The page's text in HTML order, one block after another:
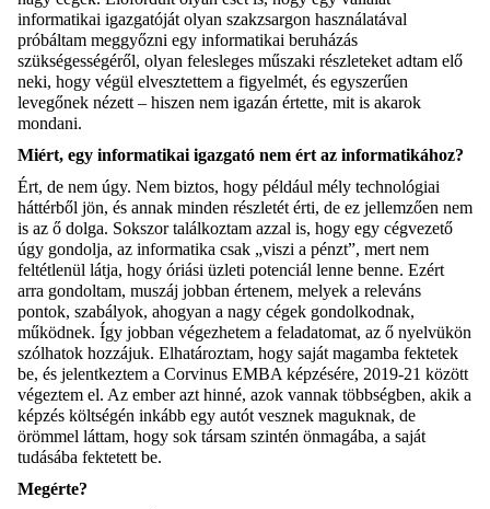
informatikai igazgatóját olyan szakzsargon használatával
próbáltam meggyőzni egy informatikai beruházás
szükségességéről, olyan felesleges műszaki részleteket adtam elő
neki, hogy végül elvesztettem a figyelmét, és egyszerűen
levegőnek nézett – hiszen nem igazán értette, mit is akarok
mondani.
Miért, egy informatikai igazgató nem ért az informatikához?
Ért, de nem úgy. Nem biztos, hogy például mély technológiai
háttérből jön, és annak minden részletét érti, de ez jellemzően nem
is az ő dolga. Sokszor találkoztam azzal is, hogy egy cégvezető
úgy gondolja, az informatika csak „viszi a pénzt”, mert nem
feltétlenül látja, hogy óriási üzleti potenciál lenne benne. Ezért
arra gondoltam, muszáj jobban értenem, melyek a releváns
pontok, szabályok, ahogyan a nagy cégek gondolkodnak,
működnek. Így jobban végezhetem a feladatomat, az ő nyelvükön
szólhatok hozzájuk. Elhatároztam, hogy saját magamba fektetek
be, és jelentkeztem a Corvinus EMBA képzésére, 2019-21 között
végeztem el. Az ember azt hinné, azok vannak többségben, akik a
képzés költségén inkább egy autót vesznek maguknak, de
örömmel láttam, hogy sok társam szintén önmagába, a saját
tudásába fektetett be.
Megérte?